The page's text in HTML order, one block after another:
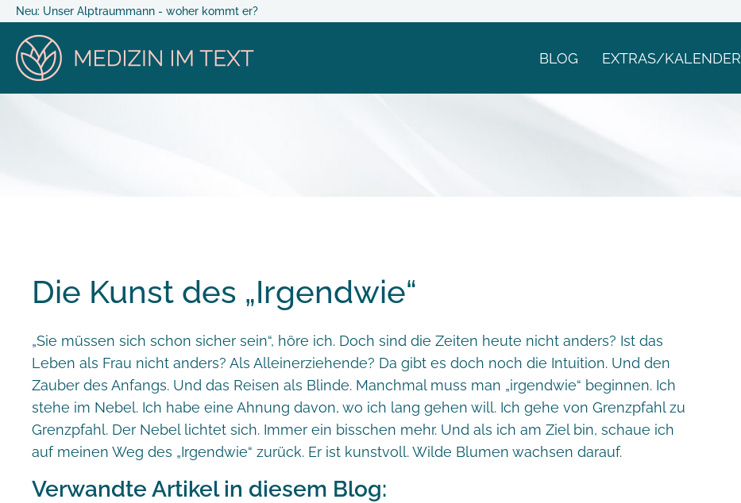
Neu: Unser Alptraummann - woher kommt er?
BLOG EXTRAS/KALENDER
Die Kunst des „Irgendwie“
„Sie müssen sich schon sicher sein“, höre ich. Doch sind die Zeiten heute nicht anders? Ist das
Leben als Frau nicht anders? Als Alleinerziehende? Da gibt es doch noch die Intuition. Und den
Zauber des Anfangs. Und das Reisen als Blinde. Manchmal muss man „irgendwie“ beginnen. Ich
stehe im Nebel. Ich habe eine Ahnung davon, wo ich lang gehen will. Ich gehe von Grenzpfahl zu
Grenzpfahl. Der Nebel lichtet sich. Immer ein bisschen mehr. Und als ich am Ziel bin, schaue ich
auf meinen Weg des „Irgendwie“ zurück. Er ist kunstvoll. Wilde Blumen wachsen darauf.
Verwandte Artikel in diesem Blog: